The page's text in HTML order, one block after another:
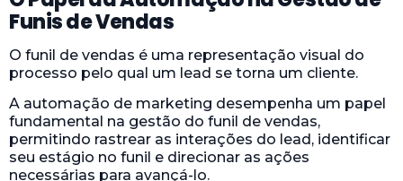
Funis de Vendas
O funil de vendas é uma representação visual do
processo pelo qual um lead se torna um cliente.
A automação de marketing desempenha um papel
fundamental na gestão do funil de vendas,
permitindo rastrear as interações do lead, identificar
seu estágio no funil e direcionar as ações
necessárias para avançá-lo.